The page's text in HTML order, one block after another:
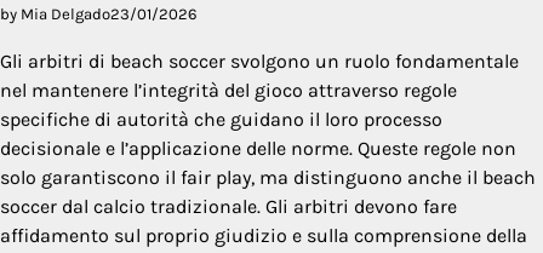
by Mia Delgado23/01/2026
Gli arbitri di beach soccer svolgono un ruolo fondamentale
nel mantenere l’integrità del gioco attraverso regole
specifiche di autorità che guidano il loro processo
decisionale e l’applicazione delle norme. Queste regole non
solo garantiscono il fair play, ma distinguono anche il beach
soccer dal calcio tradizionale. Gli arbitri devono fare
affidamento sul proprio giudizio e sulla comprensione della